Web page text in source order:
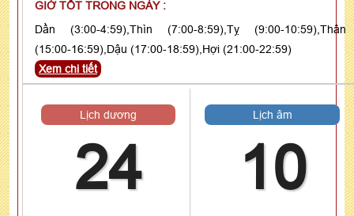
GIỜ TỐT TRONG NGÀY :
Dần (3:00-4:59),Thìn (7:00-8:59),Tỵ (9:00-10:59),Thân
(15:00-16:59),Dậu (17:00-18:59),Hợi (21:00-22:59)
Xem chi tiết
Lịch dương
24
Lịch âm
10